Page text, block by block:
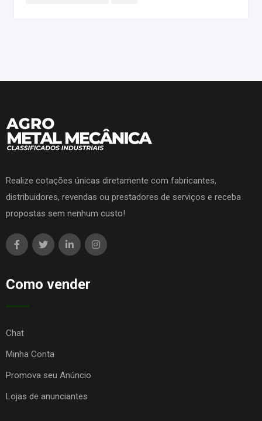
Realize cotações únicas diretamente com fabricantes,
distribuidores, revendas ou prestadores de serviços e receba
propostas sem nenhum custo!
Como vender
Chat
Minha Conta
Promova seu Anúncio
Lojas de anunciantes